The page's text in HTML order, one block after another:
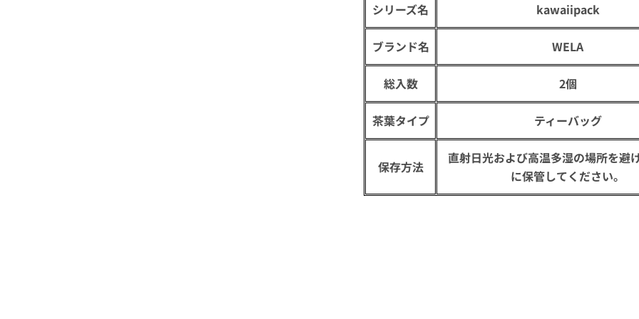
シリーズ名 kawaiipack
ブランド名 WELA
総入数 2個
茶葉タイプ ティーバッグ
保存方法
直射日光および高温多湿の場所を避
に保管してください。